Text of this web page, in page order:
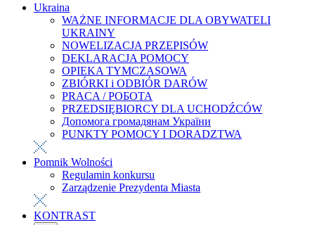
Ukraina
WAŻNE INFORMACJE DLA OBYWATELI
UKRAINY
NOWELIZACJA PRZEPISÓW
DEKLARACJA POMOCY
OPIEKA TYMCZASOWA
ZBIÓRKI i ODBIÓR DARÓW
PRACA / РОБОТА
PRZEDSIĘBIORCY DLA UCHODŹCÓW
Допомога громадянам України
PUNKTY POMOCY I DORADZTWA
Pomnik Wolności
Regulamin konkursu
Zarządzenie Prezydenta Miasta
KONTRAST